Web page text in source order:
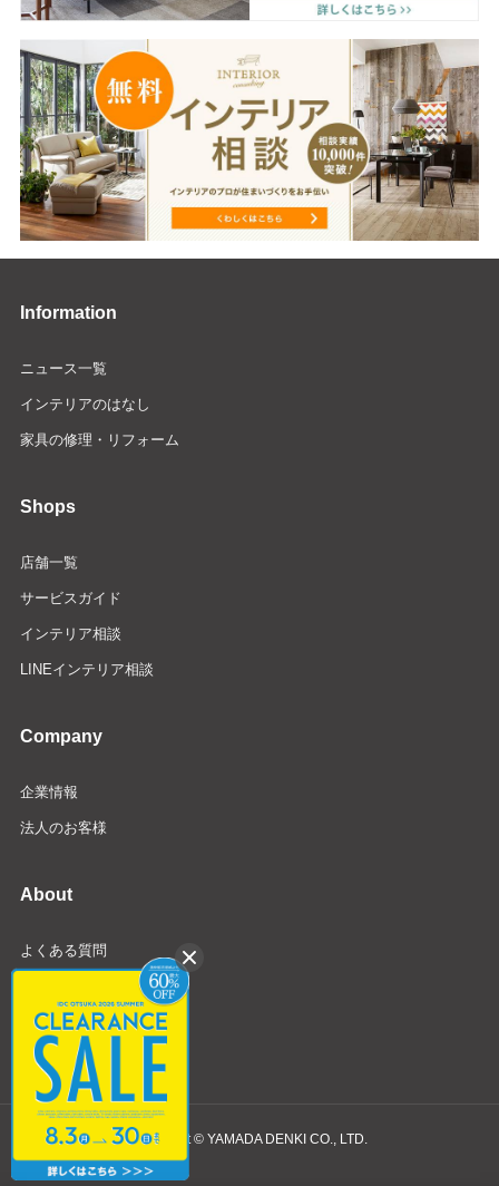
Information
ニュース一覧
インテリアのはなし
家具の修理・リフォーム
Shops
店舗一覧
サービスガイド
インテリア相談
LINEインテリア相談
Company
企業情報
法人のお客様
About
よくある質問
特定商取引法
個人情報保護方針
Copyright © YAMADA DENKI CO., LTD.